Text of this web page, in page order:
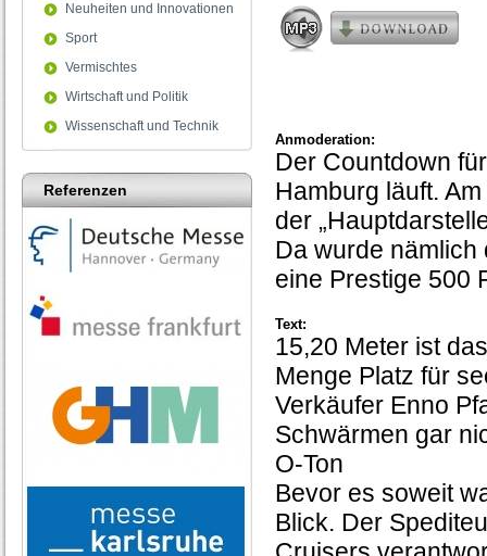
Neuheiten und Innovationen
Sport
Vermischtes
Wirtschaft und Politik
Wissenschaft und Technik
Referenzen
Anmoderation:
Der Countdown
Hamburg läuft.
der
Da wurde
eine Prestige 500
Text:
15,20 Meter ist
Menge Platz für
Verkäufer Enno
Schwärmen gar
O-Ton
Bevor es soweit
Blick. Der